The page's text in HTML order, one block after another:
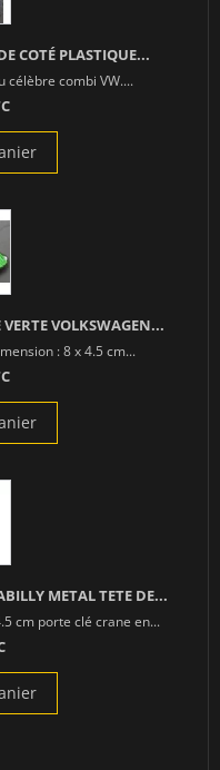
COTÉ PLASTIQUE...
célèbre combi VW....
VERTE VOLKSWAGEN...
: 8 x 4.5 cm...
METAL TETE DE...
cm porte clé crane en...